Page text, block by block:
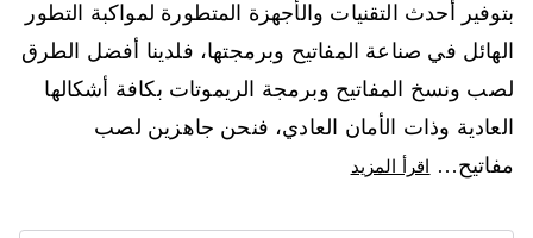
بتوفير أحدث التقنيات والأجهزة المتطورة لمواكبة التطور
الهائل في صناعة المفاتيح وبرمجتها، فلدينا أفضل الطرق
لصب ونسخ المفاتيح وبرمجة الريموتات بكافة أشكالها
العادية وذات الأمان العادي، فنحن جاهزين لصب
مفاتيح…
اقرأ المزيد